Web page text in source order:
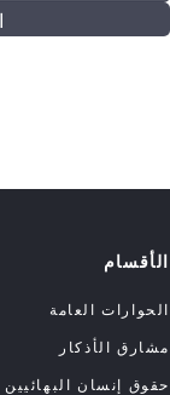
الأقسام
الحوارات العامة
مشارق الأذكار
حقوق إنسان البهائيين